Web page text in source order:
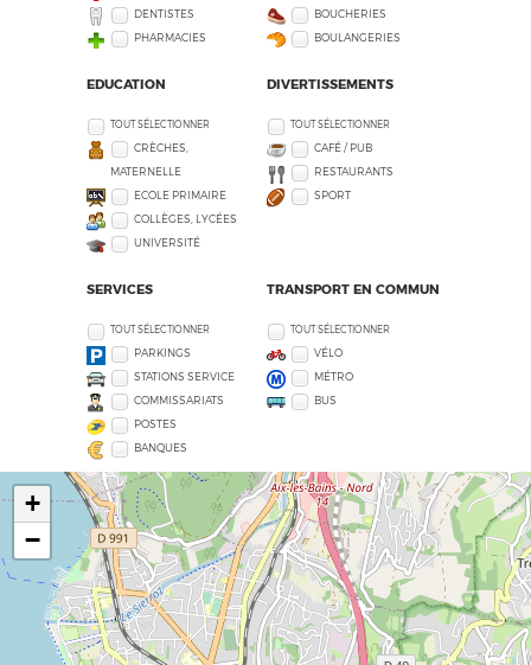
DENTISTES
PHARMACIES
BOUCHERIES
BOULANGERIES
EDUCATION
TOUT SÉLECTIONNER
CRÈCHES,
MATERNELLE
ECOLE PRIMAIRE
COLLÈGES, LYCÉES
UNIVERSITÉ
DIVERTISSEMENTS
TOUT SÉLECTIONNER
CAFÉ / PUB
RESTAURANTS
SPORT
SERVICES
TOUT SÉLECTIONNER
PARKINGS
STATIONS SERVICE
COMMISSARIATS
POSTES
BANQUES
TRANSPORT EN COMMUN
TOUT SÉLECTIONNER
VÉLO
MÉTRO
BUS
+
−